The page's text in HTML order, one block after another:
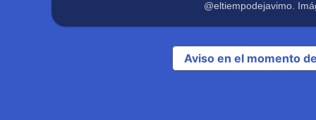
@eltiempodejavimo.
Aviso en el momento